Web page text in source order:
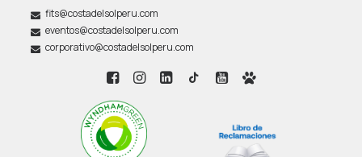
fits@costadelsolperu.com
eventos@costadelsolperu.com
corporativo@costadelsolperu.com